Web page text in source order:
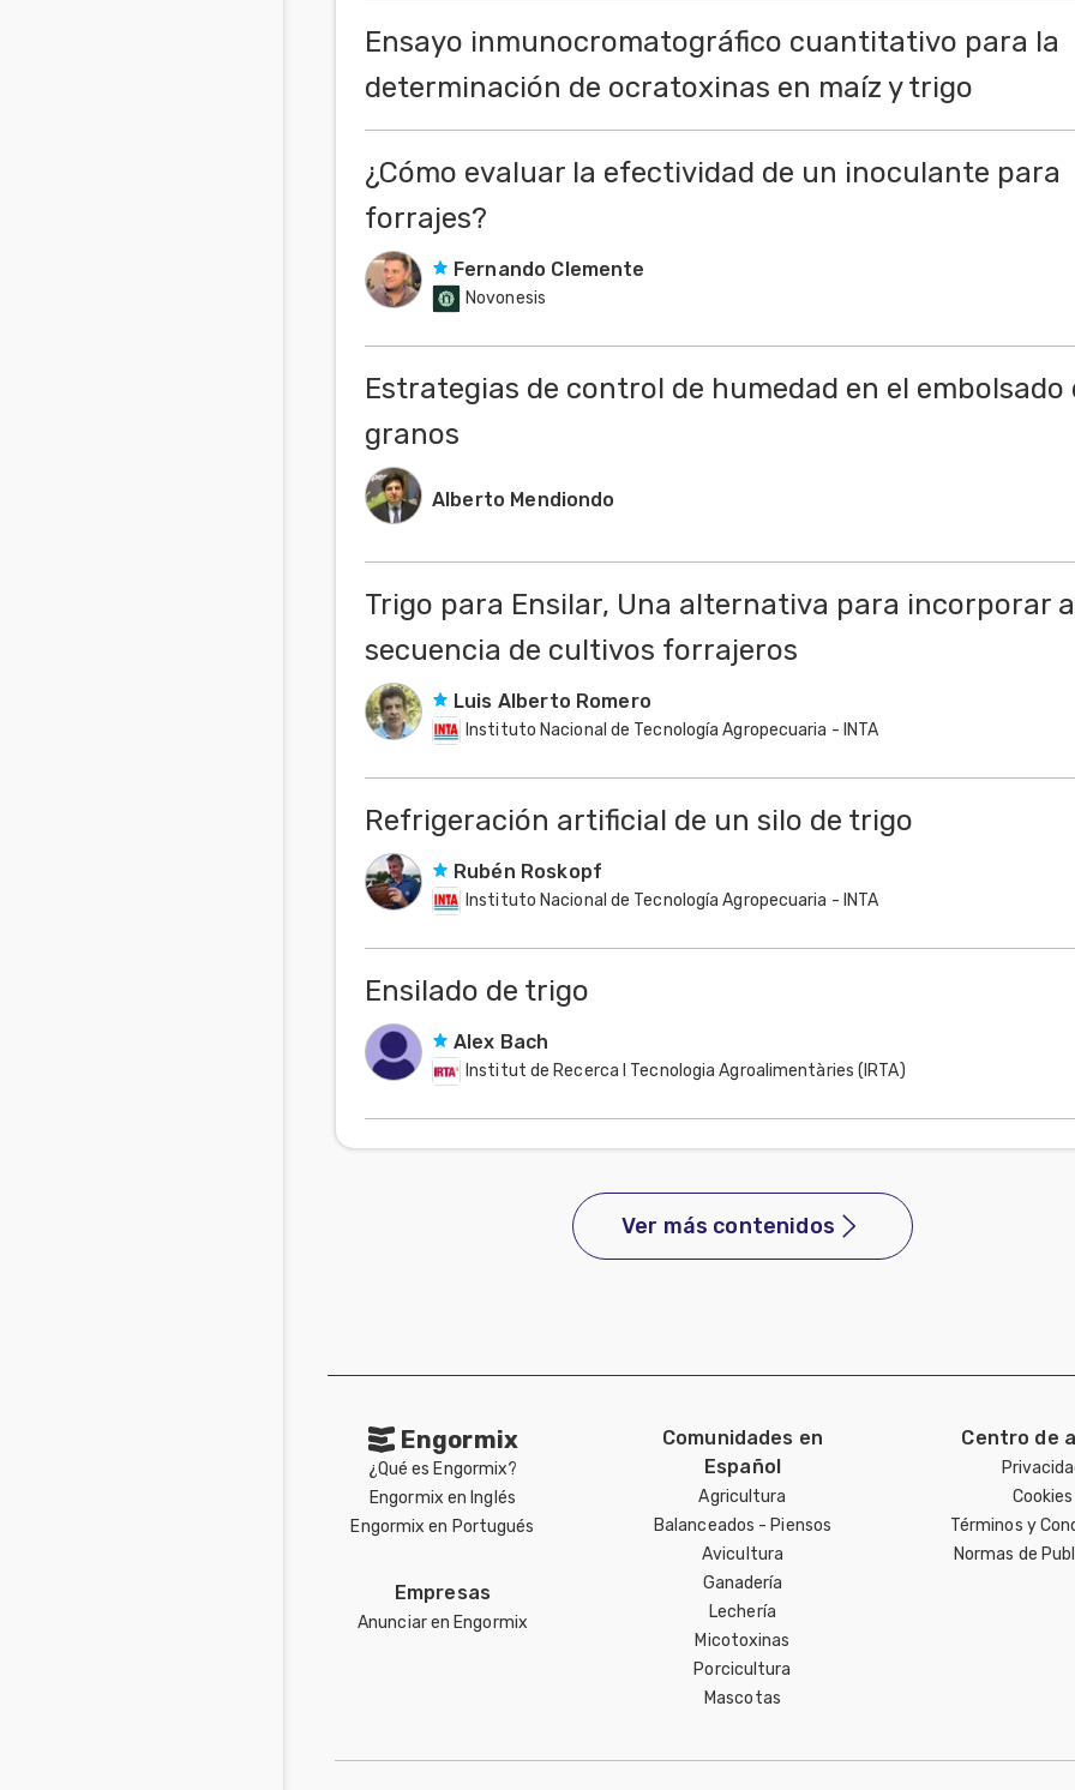
Ensayo inmunocromatográfico cuantitativo para la
determinación de ocratoxinas en maíz y trigo
¿Cómo evaluar la efectividad de un inoculante para
forrajes?
Fernando Clemente
Novonesis
Estrategias de control de humedad en el embolsado
granos
Alberto Mendiondo
Trigo para Ensilar, Una alternativa para incorporar
secuencia de cultivos forrajeros
Luis Alberto Romero
Instituto Nacional de Tecnología Agropecuaria - INTA
Refrigeración artificial de un silo de trigo
Rubén Roskopf
Instituto Nacional de Tecnología Agropecuaria - INTA
Ensilado de trigo
Alex Bach
Institut de Recerca I Tecnologia Agroalimentàries (IRTA)
Ver más contenidos
Engormix
¿Qué es Engormix?
Engormix en Inglés
Engormix en Portugués
Empresas
Anunciar en Engormix
Comunidades en
Español
Agricultura
Balanceados - Piensos
Avicultura
Ganadería
Lechería
Micotoxinas
Porcicultura
Mascotas
Centro de
Cookies
Términos y
Normas de